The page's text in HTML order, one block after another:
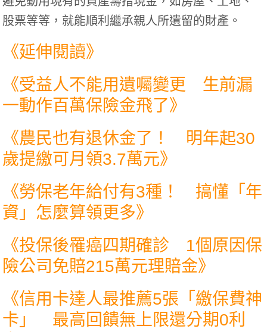
股票等等，就能順利繼承親人所遺留的財產。
《延伸閱讀》
《受益人不能用遺囑變更 生前漏
一動作百萬保險金飛了》
《農民也有退休金了！ 明年起30
歲提繳可月領3.7萬元》
《勞保老年給付有3種！ 搞懂「年
資」怎麼算領更多》
《投保後罹癌四期確診 1個原因保
險公司免賠215萬元理賠金》
《信用卡達人最推薦5張「繳保費神
卡」 最高回饋無上限還分期0利